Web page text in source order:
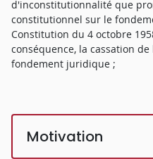
d'inconstitutionnalité que
constitutionnel sur le
Constitution du 4 octobre
conséquence, la cassation
fondement juridique ;
Motivation